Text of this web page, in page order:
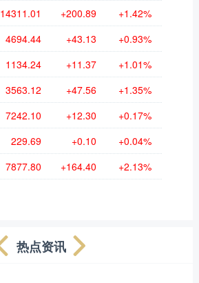
14311.01 +200.89 +1.42%
4694.44 +43.13 +0.93%
1134.24 +11.37 +1.01%
3563.12 +47.56 +1.35%
7242.10 +12.30 +0.17%
229.69 +0.10 +0.04%
7877.80 +164.40 +2.13%
热点资讯